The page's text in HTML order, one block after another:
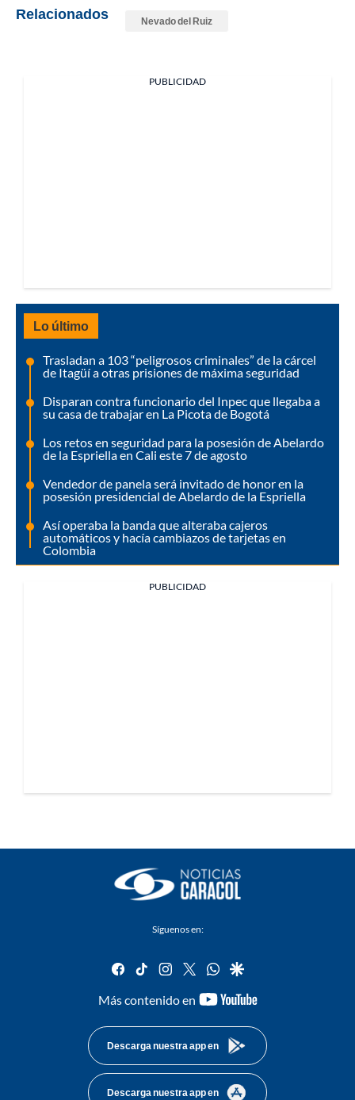
Relacionados Nevado del Ruiz
PUBLICIDAD
Lo último
Trasladan a 103 “peligrosos criminales” de la cárcel
de Itagüí a otras prisiones de máxima seguridad
Disparan contra funcionario del Inpec que llegaba a
su casa de trabajar en La Picota de Bogotá
Los retos en seguridad para la posesión de Abelardo
de la Espriella en Cali este 7 de agosto
Vendedor de panela será invitado de honor en la
posesión presidencial de Abelardo de la Espriella
Así operaba la banda que alteraba cajeros
automáticos y hacía cambiazos de tarjetas en
Colombia
PUBLICIDAD
Síguenos en:
facebook
tiktok instagram
twitterwhatsapp
google
Más contenido en
youtube-
Descarga nuestra app en
Descarga nuestra app en